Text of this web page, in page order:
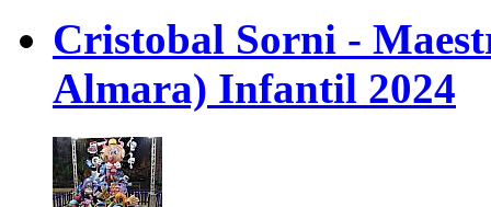
Cristobal Sorni -
Almara) Infantil 2024